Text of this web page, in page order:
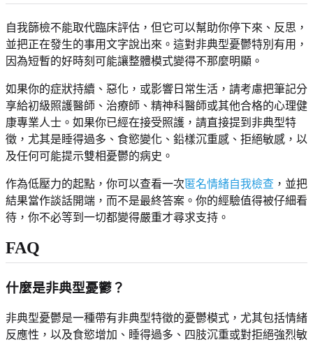
自我篩檢不能取代臨床評估，但它可以幫助你停下來、反思，
並把正在發生的事用文字說出來。這對非典型憂鬱特別有用，
因為短暫的好時刻可能讓整體模式變得不那麼明顯。
如果你的症狀持續、惡化，或影響日常生活，請考慮把筆記分
享給初級照護醫師、治療師、精神科醫師或其他合格的心理健
康專業人士。如果你已經在接受照護，請直接提到非典型特
徵，尤其是睡得過多、食慾變化、鉛樣沉重感、拒絕敏感，以
及任何可能提示雙相憂鬱的病史。
作為低壓力的起點，你可以查看一次匿名情緒自我檢查 ，並把
結果當作談話開端，而不是最終答案。你的經驗值得被仔細看
待，你不必等到一切都變得嚴重才尋求支持。
FAQ
什麼是非典型憂鬱？
非典型憂鬱是一種帶有非典型特徵的憂鬱模式，尤其包括情緒
反應性，以及食慾增加、睡得過多、四肢沉重或對拒絕強烈敏